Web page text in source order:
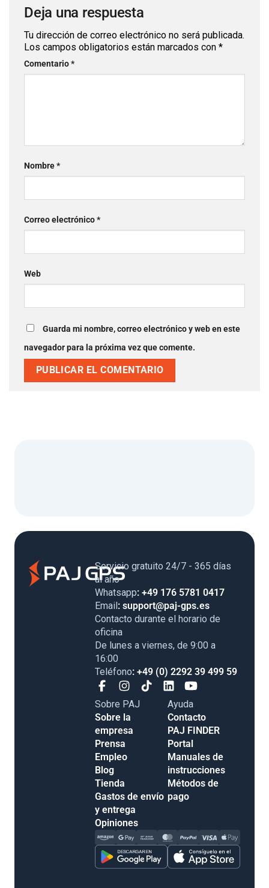
Deja una respuesta
Tu dirección de correo electrónico no será publicada.
Los campos obligatorios están marcados con *
Comentario*
Nombre*
Correo electrónico*
Web
Guarda mi nombre, correo electrónico y web en este
navegador para la próxima vez que comente.
Servicio gratuito 24/7 - 365 días
al año
Whatsapp: +49 176 5781 0417
Email: support@paj-gps.es
Contacto durante el horario de
oficina
De lunes a viernes, de 9:00 a
16:00
Teléfono: +49 (0) 2292 39 499 59
Sobre PAJ
Sobre la
empresa
Prensa
Empleo
Blog
Tienda
Gastos de envío
y entrega
Opiniones
Ayuda
Contacto
PAJ FINDER
Portal
Manuales de
instrucciones
Métodos de
pago